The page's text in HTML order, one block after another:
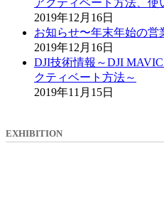
2019年12月16日
お知らせ〜年末年始の営
2019年12月16日
DJI技術情報～DJI
クティベート方法～
2019年11月15日
EXHIBITION